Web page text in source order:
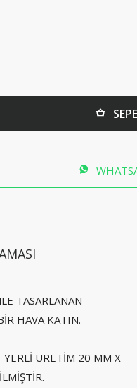
TASARLANAN
HAVA KATIN.
ÜRETİM 20 MM X